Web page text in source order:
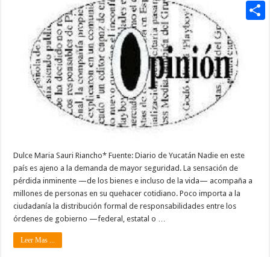
Dulce Maria Sauri Riancho* Fuente: Diario de Yucatán Nadie en este
país es ajeno a la demanda de mayor seguridad. La sensación de
pérdida inminente —de los bienes e incluso de la vida— acompaña a
millones de personas en su quehacer cotidiano. Poco importa a la
ciudadanía la distribución formal de responsabilidades entre los
órdenes de gobierno —federal, estatal o …
Leer Mas ...